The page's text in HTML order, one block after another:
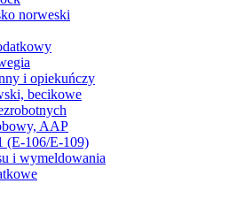
norweski
i opiekuńczy
becikowe
AAP
(E-106/E-109)
i wymeldowania